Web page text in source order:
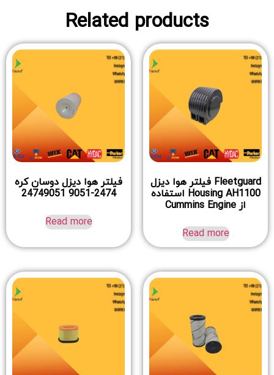
Related products
Fleetguard فیلتر هوا دیزل
Housing AH1100 استفاده
از Cummins Engine
Read more
فیلتر هوا دیزل دوسان کره
2474-9051 24749051
Read more